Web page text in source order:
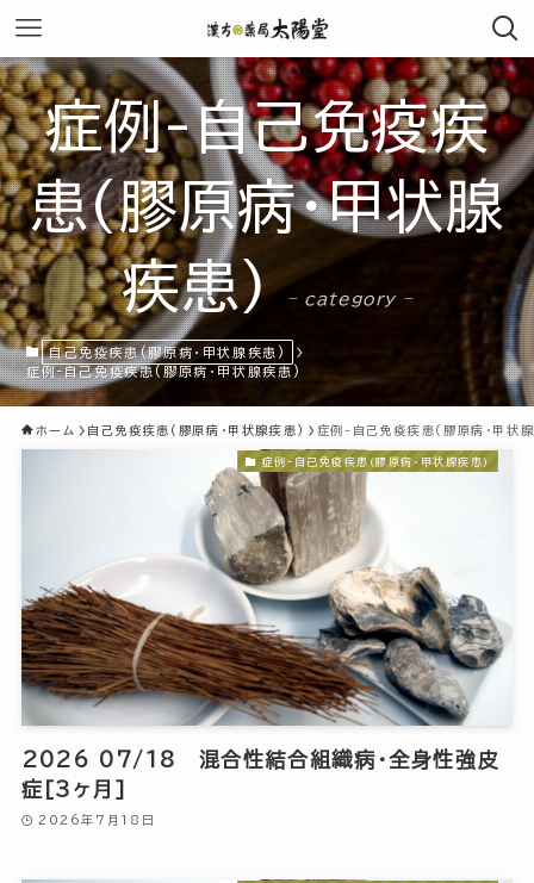
症例-自己免疫疾
患(膠原病・甲状腺
疾患)
– category –
自己免疫疾患(膠原病・甲状腺疾患)
症例-自己免疫疾患(膠原病・甲状腺疾患)
ホーム 自己免疫疾患(膠原病・甲状腺疾患) 症例-自己免疫疾患(膠原病・甲状
症例-自己免疫疾患(膠原病・甲状腺疾患)
2026 07/18 混合性結合組織病・全身性強皮
症[3ヶ月]
2026年7月18日